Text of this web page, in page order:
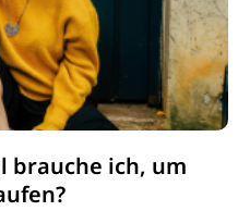
brauche ich, um